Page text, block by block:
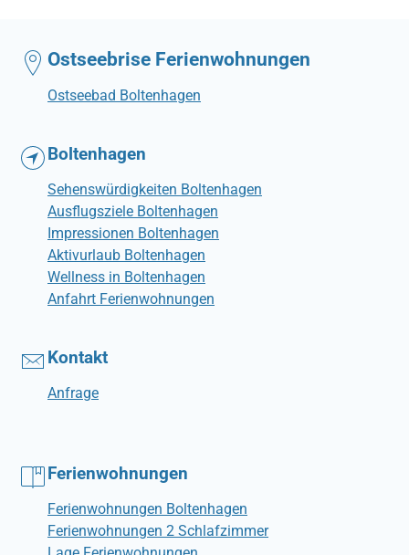
Ostseebrise Ferienwohnungen
Ostseebad Boltenhagen
Boltenhagen
Sehenswürdigkeiten Boltenhagen
Ausflugsziele Boltenhagen
Impressionen Boltenhagen
Aktivurlaub Boltenhagen
Wellness in Boltenhagen
Anfahrt Ferienwohnungen
Kontakt
Anfrage
Ferienwohnungen
Ferienwohnungen Boltenhagen
Ferienwohnungen 2 Schlafzimmer